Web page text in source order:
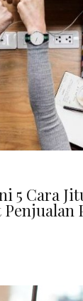
5 Cara